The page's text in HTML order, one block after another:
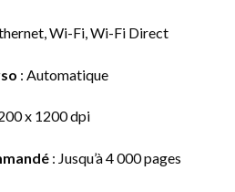
Wi-Fi, Wi-Fi Direct
: Automatique
x 1200 dpi
: Jusqu’à 4 000 pages